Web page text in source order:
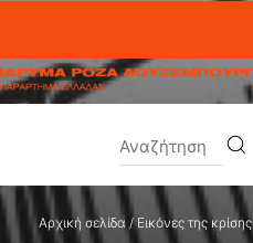
Αρχική σελίδα /Εικόνες της κρίσης